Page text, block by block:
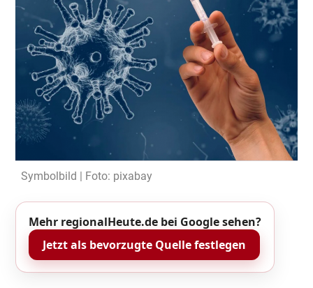
Symbolbild | Foto: pixabay
Mehr regionalHeute.de bei Google sehen?
Jetzt als bevorzugte Quelle festlegen